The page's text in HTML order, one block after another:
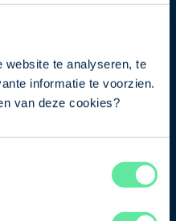
website te analyseren, te
informatie te voorzien.
van deze cookies?